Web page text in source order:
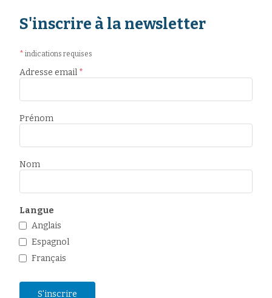
S'inscrire à la newsletter
* indications requises
Adresse email *
Prénom
Nom
Langue
Anglais
Espagnol
Français